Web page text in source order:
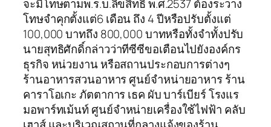
จะมีโทษตามพ.ร.บ.ลิขสิทธิ์ พ.ศ.2537 ต้องระวาง
โทษจำคุกตั้งแต่6 เดือน ถึง 4 ปีหรือปรับตั้งแต่
100,000 บาทถึง 800,000 บาทหรือทั้งจำทั้งปรับ
นายสุทธิศักดิ์กล่าวว่าทีซีซีขอเตือนไปยังองค์กร
ธุรกิจ หน่วยงาน หรือสถานประกอบการต่างๆ
ร้านอาหารสวนอาหาร ศูนย์จำหน่ายอาหาร ร้าน
คาราโอเกะ ภัตตาการ เธค ผับ บาร์เบียร์ โรงแร
มอพาร์ทเม้นท์ ศูนย์จำหน่ายเครื่องใช้ไฟฟ้า คลับ